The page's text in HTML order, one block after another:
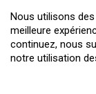
Nous utilisons
meilleure
continuez, nous
notre utilisation
INFORMATIONS
Tous droits